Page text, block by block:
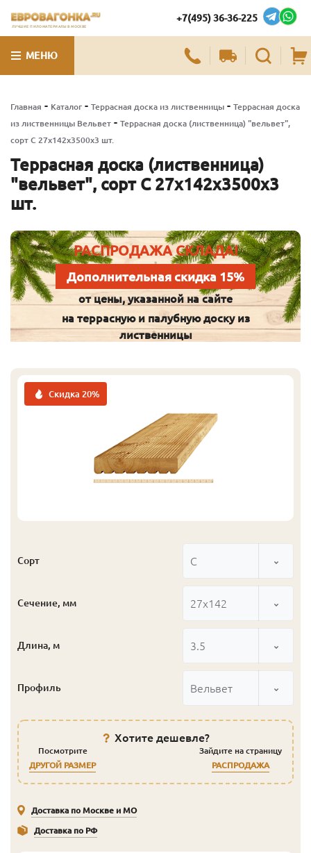
ЛУЧШИЕ ПИЛОМАТЕРИАЛЫ В МОСКВЕ
+7(495) 36-36-225
МЕНЮ
Главная - Каталог - Террасная доска из лиственницы - Террасная доска
из лиственницы Вельвет - Террасная доска (лиственница) "вельвет",
сорт С 27х142х3500х3 шт.
Террасная доска (лиственница)
"вельвет", сорт С 27х142х3500х3
шт.
РАСПРОДАЖА СКЛАДА!
Дополнительная скидка 15%
от цены, указанной на сайте
на террасную и палубную доску из
лиственницы
Скидка 20%
Сорт С
Сечение, мм 27x142
Длина, м 3.5
Профиль Вельвет
Хотите дешевле?
Посмотрите
ДРУГОЙ РАЗМЕР
Зайдите на страницу
РАСПРОДАЖА
Доставка по Москве и МО
Доставка по РФ